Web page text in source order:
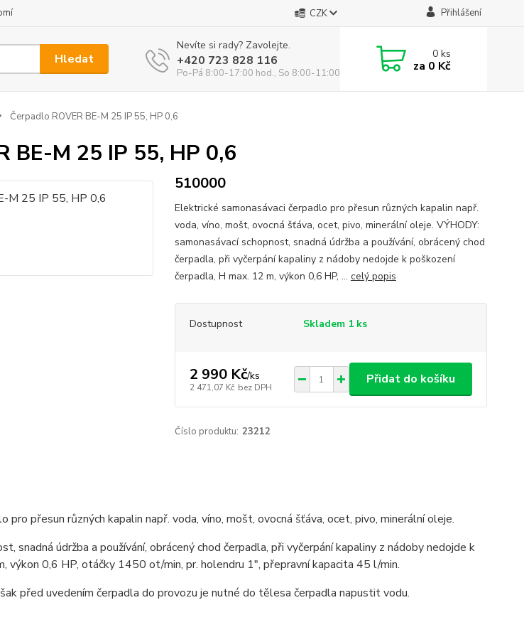
CZK Přihlášení
Hledat
Nevíte si rady? Zavolejte.
+420 723 828 116
Po-Pá 8:00-17:00 hod., So 8:00-11:00 hod.
0ks
za 0 Kč
Čerpadlo ROVER BE-M 25 IP 55, HP 0,6
BE-M 25 IP 55, HP 0,6
510000
Elektrické samonasávaci čerpadlo pro přesun různých kapalin např.
voda, víno, mošt, ovocná šťáva, ocet, pivo, minerální oleje. VÝHODY:
samonasávací schopnost, snadná údržba a používání, obrácený chod
čerpadla, při vyčerpání kapaliny z nádoby nedojde k poškození
čerpadla, H max. 12 m, výkon 0,6 HP, ... celý popis
Dostupnost Skladem 1 ks
2 990 Kč/ks
2 471,07 Kč bez DPH
Přidat do košíku
Číslo produktu: 23212
pro přesun různých kapalin např. voda, víno, mošt, ovocná šťáva, ocet, pivo, minerální oleje.
snadná údržba a používání, obrácený chod čerpadla, při vyčerpání kapaliny z nádoby nedojde k
výkon 0,6 HP, otáčky 1450 ot/min, pr. holendru 1", přepravní kapacita 45 l/min.
před uvedením čerpadla do provozu je nutné do tělesa čerpadla napustit vodu.